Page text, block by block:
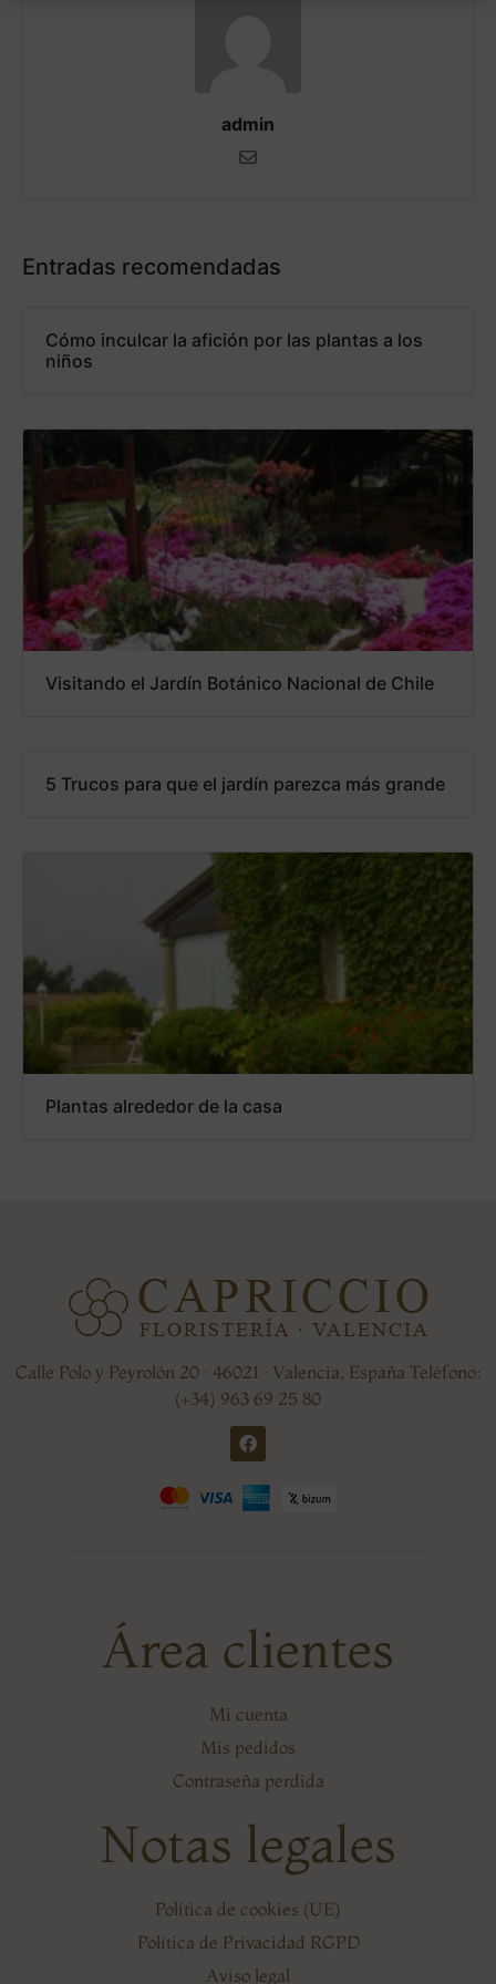
admin
Entradas recomendadas
Cómo inculcar la afición por las plantas a los
niños
Visitando el Jardín Botánico Nacional de Chile
5 Trucos para que el jardín parezca más grande
Plantas alrededor de la casa
Calle Polo y Peyrolón 20 · 46021 · Valencia, España Teléfono:
(+34) 963 69 25 80
Área clientes
Mi cuenta
Mis pedidos
Contraseña perdida
Notas legales
Política de cookies (UE)
Política de Privacidad RGPD
Aviso legal